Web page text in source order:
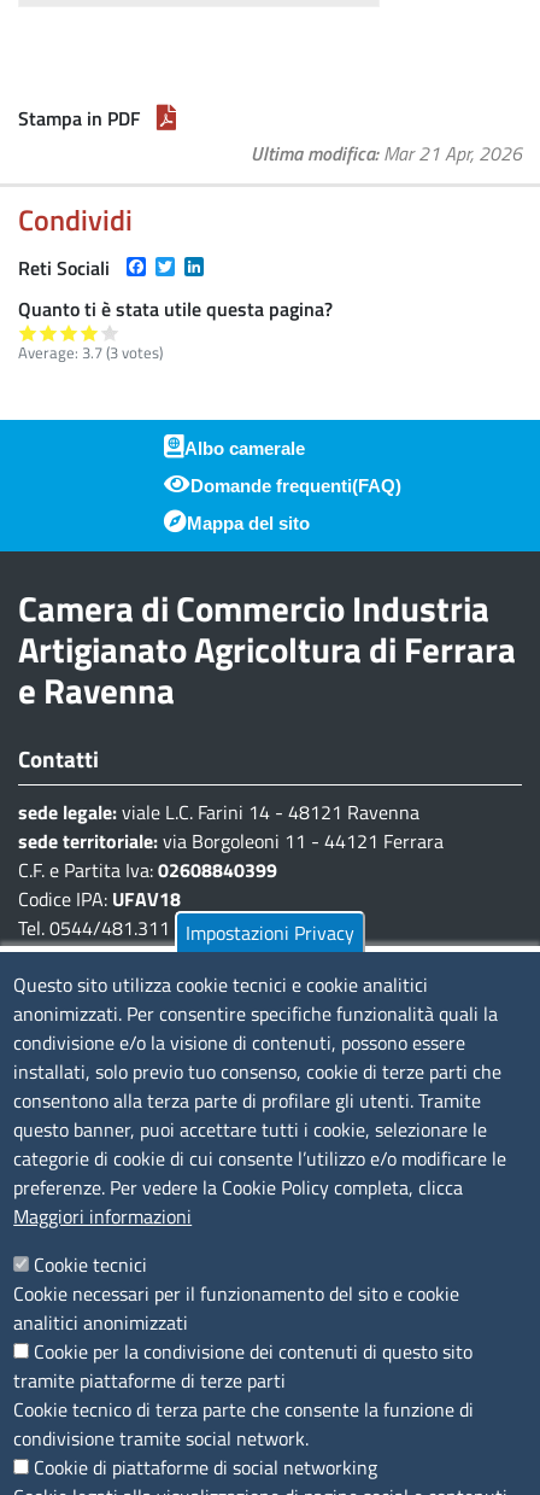
Stampa in PDF
Ultima modifica Mar 21 Apr, 2026
Condividi
Reti Sociali Facebook
Twitter
Quanto ti è stata utile questa pagina?
Average: 3.7(3votes)
Piè di pagina
Albo camerale
Domande frequenti(FAQ)
Mappa del sito
Camera di Commercio Industria
Artigianato Agricoltura di Ferrara
e Ravenna
Contatti
sede legale:viale L.C. Farini 14 - 48121 Ravenna
sede territoriale:via Borgoleoni 11 - 44121 Ferrara
C.F. e Partita Iva:02608840399
Codice IPA: UFAV18
Tel. 0544/481.311 - 0532/783.711
Pec:cciaa@pec.fera.camcom.it
Amministrazione Trasparente
Bandi di gara
Bilanci
Concorsi e selezioni
Procedimenti
Provvedimenti
Seguici su
Sito web
Accesso riservato
Mappa del sito
Impostazioni Privacy
Questo sito utilizza cookie tecnici e cookie analitici
anonimizzati. Per consentire specifiche funzionalità quali la
condivisione e/o la visione di contenuti, possono essere
installati, solo previo tuo consenso, cookie di terze parti che
consentono alla terza parte di profilare gli utenti. Tramite
questo banner, puoi accettare tutti i cookie, selezionare le
categorie di cookie di cui consente l’utilizzo e/o modificare le
preferenze. Per vedere la Cookie Policy completa, clicca
Maggiori informazioni
Cookie tecnici
Cookie necessari per il funzionamento del sito e cookie
analitici anonimizzati
Cookie per la condivisione dei contenuti di questo sito
tramite piattaforme di terze parti
Cookie tecnico di terza parte che consente la funzione di
condivisione tramite social network.
Cookie di piattaforme di social networking